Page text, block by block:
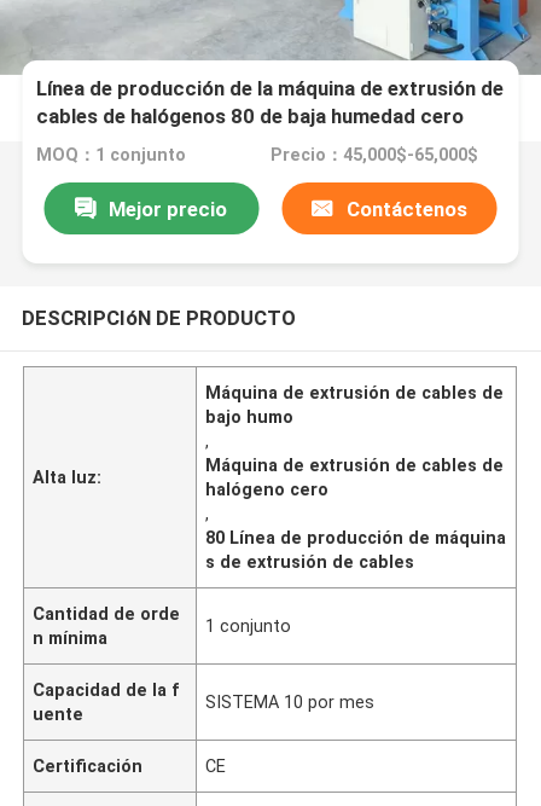
Línea de producción de la máquina de extrusión de
cables de halógenos 80 de baja humedad cero
MOQ：1 conjunto Precio：45,000$-65,000$
Mejor precio Contáctenos
DESCRIPCIóN DE PRODUCTO
Alta luz:
Máquina de extrusión de cables de
bajo humo
,
Máquina de extrusión de cables de
halógeno cero
,
80 Línea de producción de máquina
s de extrusión de cables
Cantidad de orde
n mínima
1 conjunto
Capacidad de la f
uente
SISTEMA 10 por mes
Certificación CE